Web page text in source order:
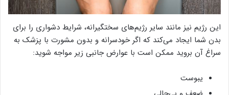
این رژیم نیز مانند سایر رژیم‌های سختگیرانه، شرایط دشواری را برای
بدن شما ایجاد می‌کند که اگر خودسرانه و بدون مشورت با پزشک به
سراغ آن بروید ممکن است با عوارض جانبی زیر مواجه شوید:
یبوست